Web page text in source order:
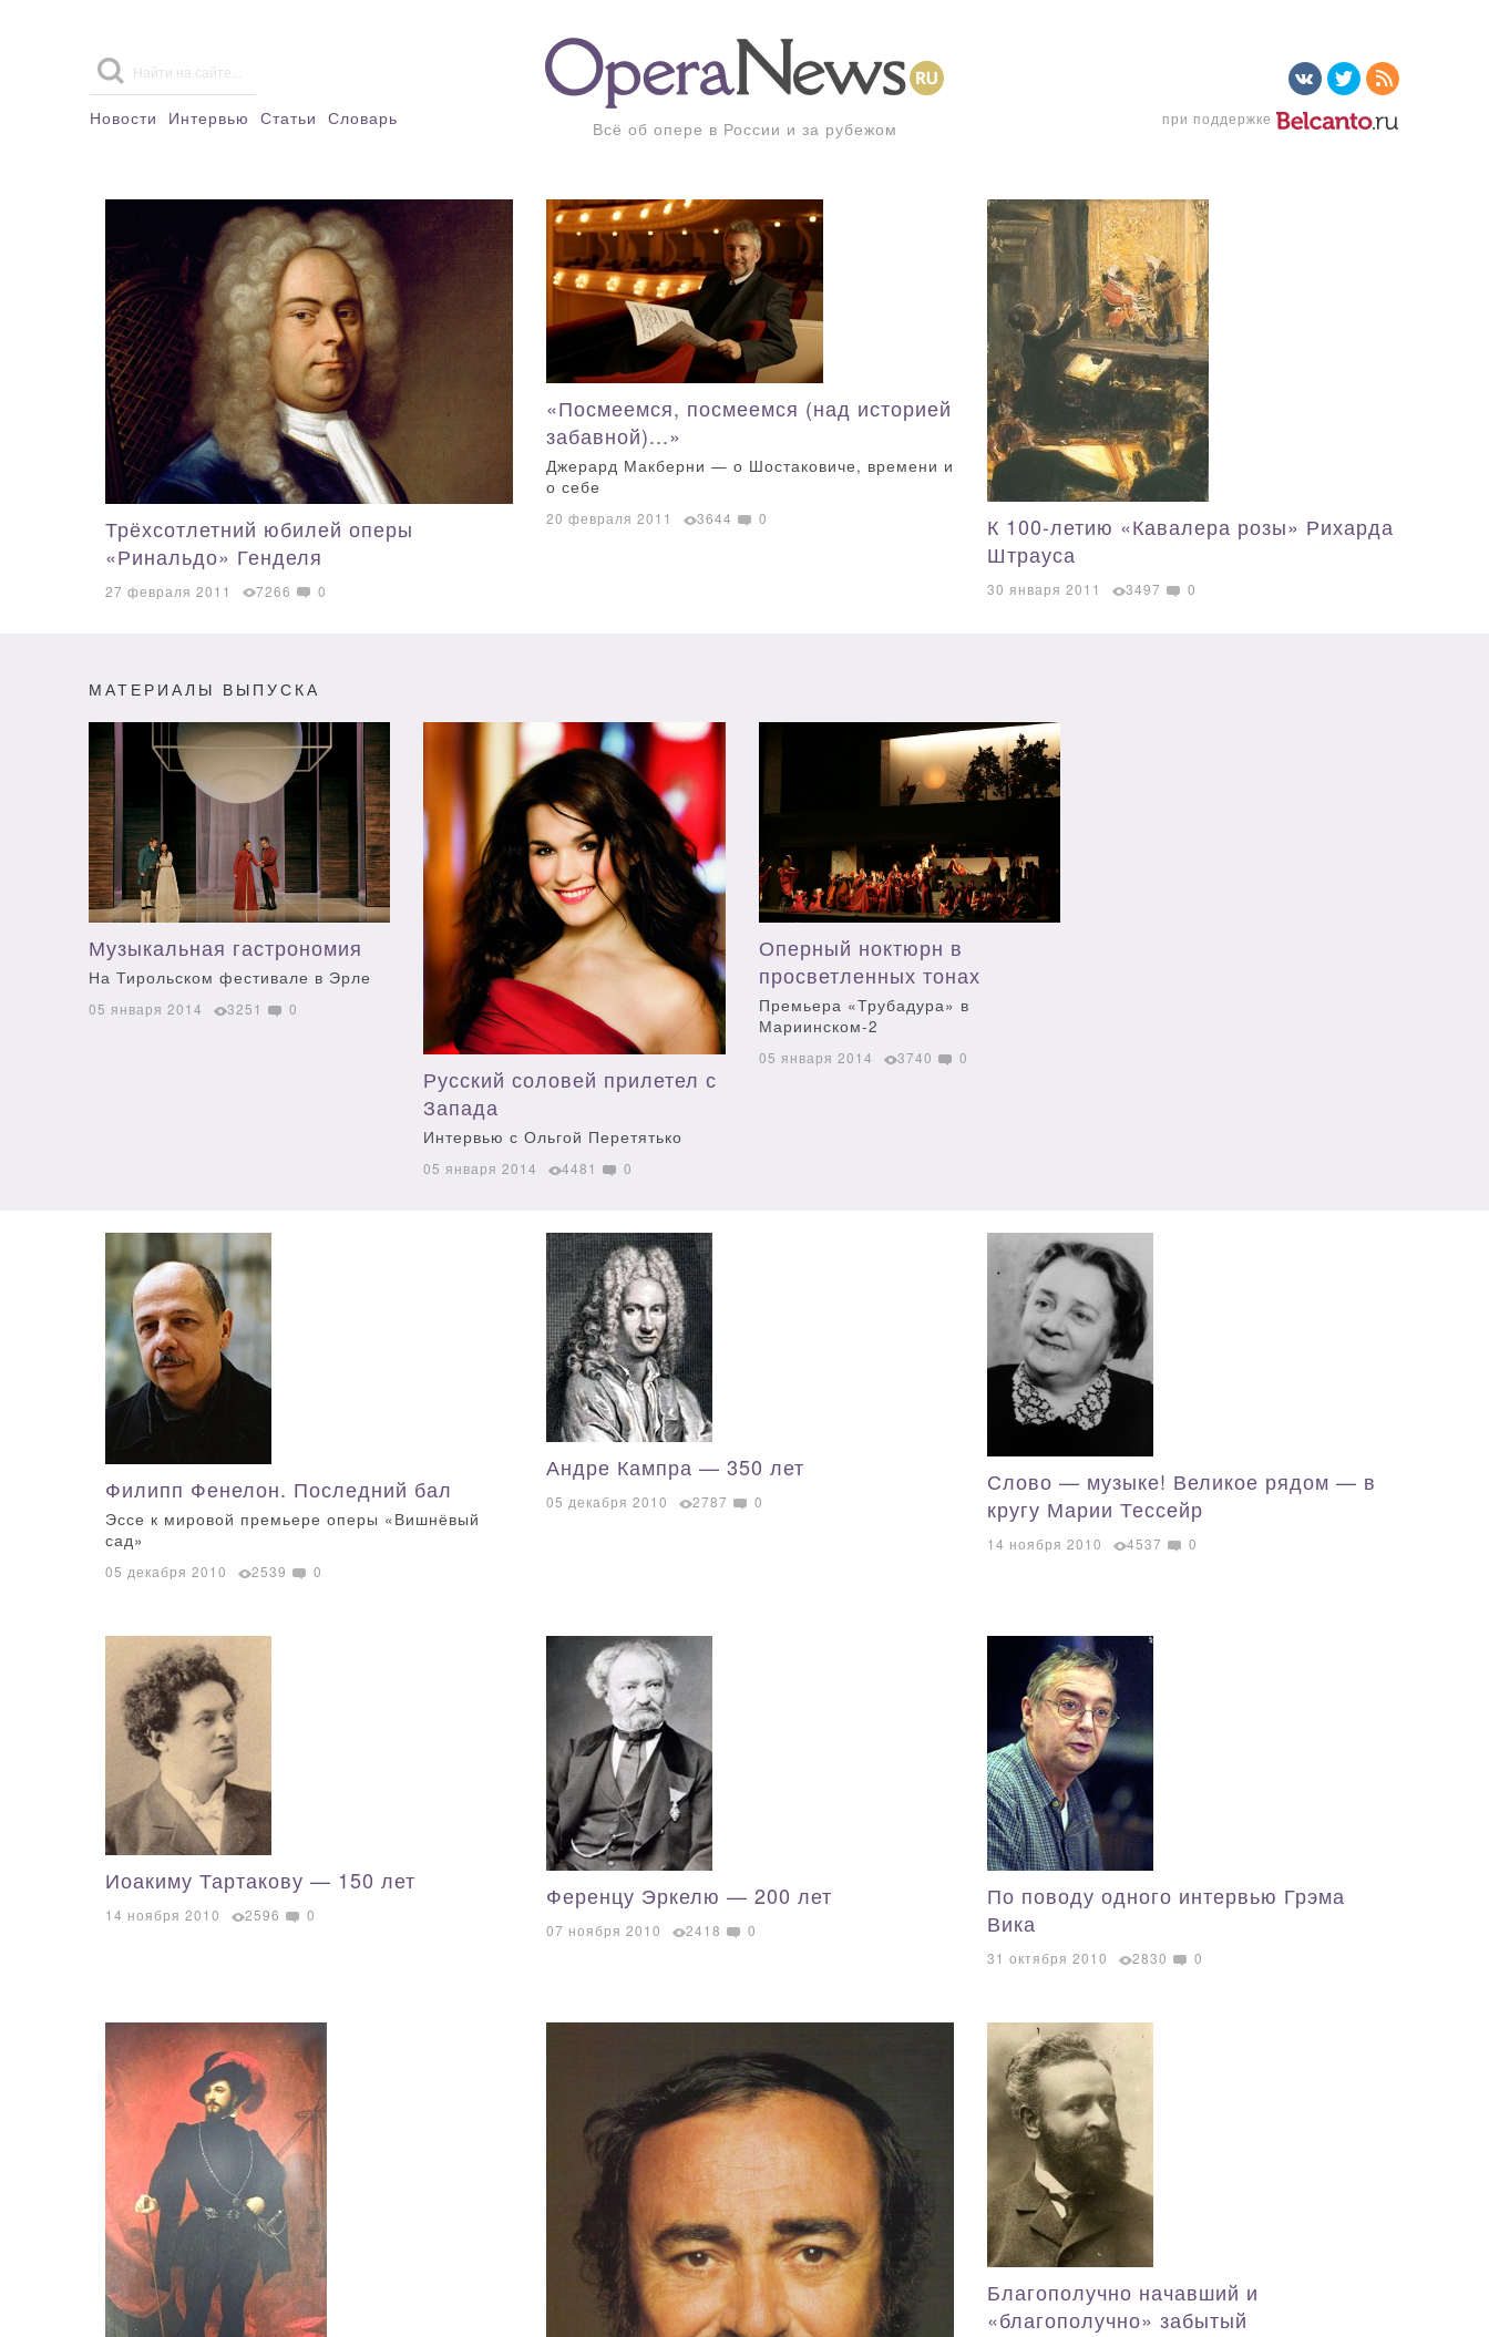
Новости Интервью Статьи Словарь Всё об опере в России и за рубежом при поддержке
Трёхсотлетний юбилей оперы
«Ринальдо» Генделя
27 февраля 2011 7266 0
«Посмеемся, посмеемся (над историей
забавной)...»
Джерард Макберни — о Шостаковиче, времени и
о себе
20 февраля 2011 3644 0
К 100-летию «Кавалера розы» Рихарда
Штрауса
30 января 2011 3497 0
МАТЕРИАЛЫ ВЫПУСКА
Музыкальная гастрономия
На Тирольском фестивале в Эрле
05 января 2014 3251 0
Русский соловей прилетел с
Запада
Интервью с Ольгой Перетятько
05 января 2014 4481 0
Оперный ноктюрн в
просветленных тонах
Премьера «Трубадура» в
Мариинском-2
05 января 2014 3740 0
Филипп Фенелон. Последний бал
Эссе к мировой премьере оперы «Вишнёвый
сад»
05 декабря 2010 2539 0
Андре Кампра — 350 лет
05 декабря 2010 2787 0
Слово — музыке! Великое рядом — в
кругу Марии Тессейр
14 ноября 2010 4537 0
Иоакиму Тартакову — 150 лет
14 ноября 2010 2596 0
Ференцу Эркелю — 200 лет
07 ноября 2010 2418 0
По поводу одного интервью Грэма
Вика
31 октября 2010 2830 0
Благополучно начавший и
«благополучно» забытый